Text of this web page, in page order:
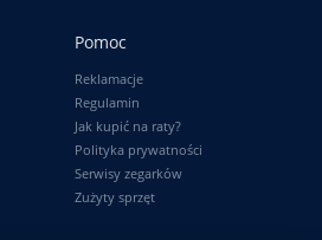
Pomoc
Reklamacje
Regulamin
Jak kupić na raty?
Polityka prywatności
Serwisy zegarków
Zużyty sprzęt